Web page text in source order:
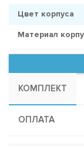
Цвет корпуса
Материал
КОМПЛЕКТ
ОПЛАТА